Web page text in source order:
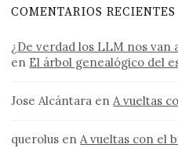
COMENTARIOS RECIENTES
¿De verdad los LLM nos van
en El árbol genealógico del
Jose Alcántara en A vueltas
querolus en A vueltas con el